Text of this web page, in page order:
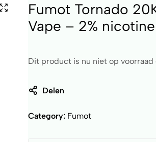
Fumot Tornado
Vape – 2% nicotine
Dit product is nu niet op
Delen
Category: Fumot